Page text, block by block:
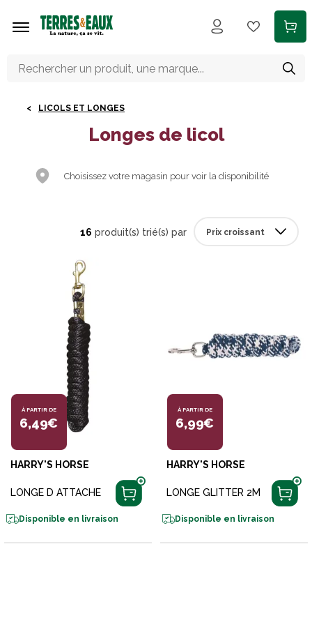
LICOLS ET LONGES
Longes de licol
Choisissez votre magasin pour voir la disponibilité
16 produit(s) trié(s) par
À PARTIR DE
6,49€
HARRY'S HORSE
LONGE D ATTACHE
Disponible en livraison
À PARTIR DE
6,99€
HARRY'S HORSE
LONGE GLITTER 2M
Disponible en livraison